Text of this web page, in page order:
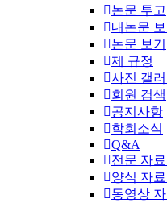
논문 투고
내논문 보
논문 보기
제 규정
사진 갤러
회원 검색
공지사항
학회소식
Q&A
전문 자
양식 자
동영상